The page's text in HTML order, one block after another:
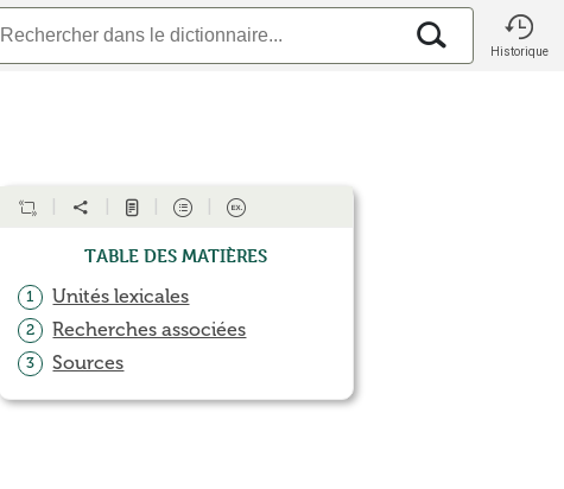
Historique
Table des matières
1 Unités lexicales
2 Recherches associées
3 Sources